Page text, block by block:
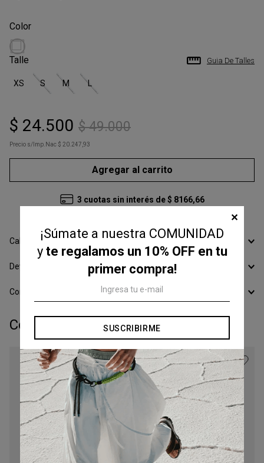
Talle
XS S M L
Guia De Talles
$ 24.500 $ 49.000
Precio s/Imp.Nac $ 20.247,93
Agregar al carrito
3 cuotas sin interés de$ 8166,66
Calcular Envío
Devoluciones
Conocer todos los Medios de Pago
Completá tu look:
¡Súmate a nuestra COMUNIDAD
y te regalamos un 10% OFF en tu
primer compra!
SUSCRIBIRME
✕